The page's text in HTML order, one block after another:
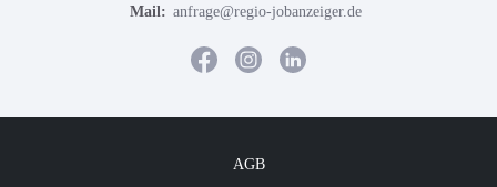
Mail: anfrage@regio-jobanzeiger.de
AGB